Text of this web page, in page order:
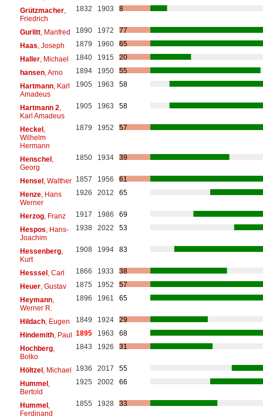
Grützmacher,
Friedrich
1832 1903 8
Gurlitt, Manfred 1890 1972
77
Haas , Joseph 1879 1960
65
Haller, Michael 1840 1915
20
hansen, Arno 1894 1950
55
Hartmann, Karl
Amadeus
1905 1963 58
Hartmann 2
Karl Amadeus
1905 1963 58
Heckel,
Wilhelm
Hermann
1879 1952 57
Henschel,
Georg
1850 1934 39
Hensel, Walther 1857 1956
61
Henze, Hans
Werner
1926 2012 65
Herzog, Franz 1917 1986
69
Hespos , Hans-
Joachim
1938 2022 53
Hessenberg,
Kurt
1908 1994 83
Hesssel, Carl 1866 1933
38
Heuer, Gustav 1875 1952
57
Heymann,
Werner R.
1896 1961 65
Hildach, Eugen 1849 1924
29
Hindemith, Paul 1895 1963
68
Hochberg,
Bolko
1843 1926 31
Höltzel, Michael 1936 2017
55
Hummel,
Bertold
1925 2002 66
Hummel,
Ferdinand
1855 1928 33